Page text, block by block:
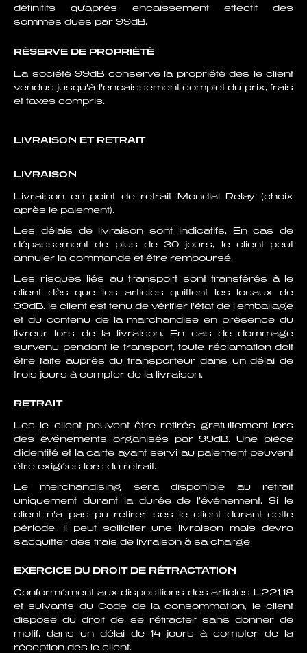
définitifs qu'après encaissement effectif des
sommes dues par 99dB.
RÉSERVE DE PROPRIÉTÉ
La société 99dB conserve la propriété des le client
vendus jusqu’à l’encaissement complet du prix, frais
et taxes compris.
LIVRAISON ET RETRAIT
LIVRAISON
Livraison en point de retrait Mondial Relay (choix
après le paiement).
Les délais de livraison sont indicatifs. En cas de
dépassement de plus de 30 jours, le client peut
annuler la commande et être remboursé.
Les risques liés au transport sont transférés à le
client dès que les articles quittent les locaux de
99dB. le client est tenu de vérifier l’état de l’emballage
et du contenu de la marchandise en présence du
livreur lors de la livraison. En cas de dommage
survenu pendant le transport, toute réclamation doit
être faite auprès du transporteur dans un délai de
trois jours à compter de la livraison.
RETRAIT
Les le client peuvent être retirés gratuitement lors
des événements organisés par 99dB. Une pièce
d'identité et la carte ayant servi au paiement peuvent
être exigées lors du retrait.
Le merchandising sera disponible au retrait
uniquement durant la durée de l’événement. Si le
client n’a pas pu retirer ses le client durant cette
période, il peut solliciter une livraison mais devra
s'acquitter des frais de livraison à sa charge.
EXERCICE DU DROIT DE RÉTRACTATION
Conformément aux dispositions des articles L221-18
et suivants du Code de la consommation, le client
dispose du droit de se rétracter sans donner de
motif, dans un délai de 14 jours à compter de la
réception des le client.